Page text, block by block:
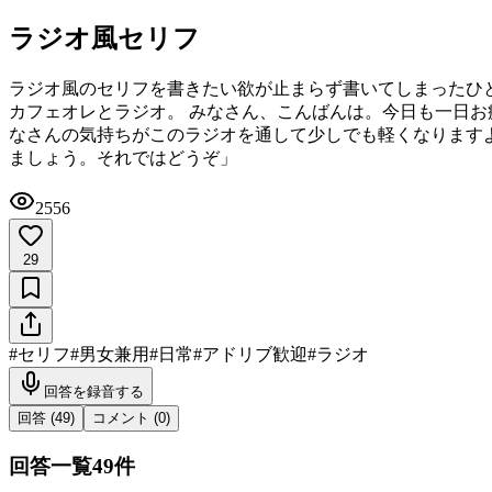
ラジオ風セリフ
ラジオ風のセリフを書きたい欲が止まらず書いてしまった
カフェオレとラジオ。 みなさん、こんばんは。今日も一日
なさんの気持ちがこのラジオを通して少しでも軽くなりま
ましょう。それではどうぞ」
2556
29
#セリフ#男女兼用#日常#アドリブ歓迎#ラジオ
回答を録音する
回答 (49) コメント (0)
回答一覧49件